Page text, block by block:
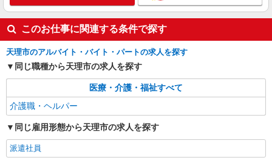
通費全支給(ガソリン代含む)＞
天理市内 ★即日勤務OK
キープ 詳細を見る
このお仕事に関連する条件で探す
天理市のアルバイト・バイト・パートの求人を探す
同じ職種から天理市の求人を探す
医療・介護・福祉すべて
介護職・ヘルパー
同じ雇用形態から天理市の求人を探す
派遣社員